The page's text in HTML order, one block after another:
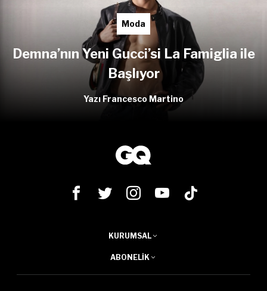
Moda
Demna’nın Yeni Gucci’si La Famiglia ile
Başlıyor
Yazı Francesco Martino
KURUMSAL
ABONELIK